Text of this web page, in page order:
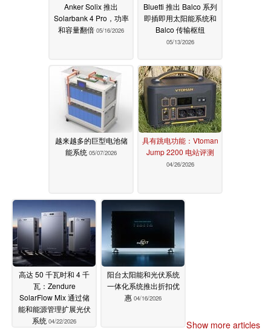
Anker Solix 推出
Solarbank 4 Pro，功率
和容量翻倍 05/16/2026
Bluetti 推出 Balco 系列
即插即用太阳能系统和
Balco 传输枢纽
05/13/2026
越来越多的巨型电池储
能系统 05/07/2026
具有跳电功能：Vtoman
Jump 2200 电站评测
04/26/2026
高达 50 千瓦时和 4 千
瓦：Zendure
SolarFlow Mix 通过储
能和能源管理扩展光伏
系统 04/22/2026
阳台太阳能和光伏系统
一体化系统推出折扣优
惠 04/16/2026
Show more articles